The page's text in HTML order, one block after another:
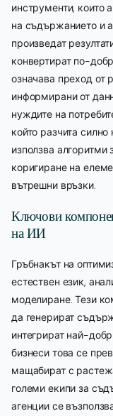
инструменти, които
на съдържанието и
произведат
конвертират по-
означава преход от
информирани от
нуждите на
който разчита
използва
коригиране на
вътрешни връзки.
Ключови
на ИИ
Гръбнакът на
естествен език,
моделиране. Тези
да генерират
интегрират най-
бизнеси това се
мащабират с
големи екипи за
агенции се